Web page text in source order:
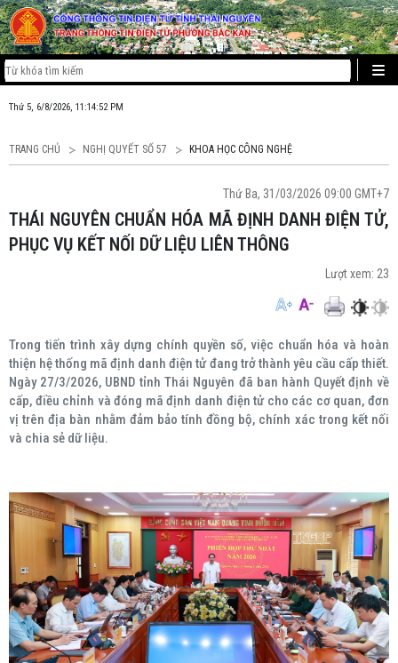
Thứ 5, 6/8/2026, 11:14:52 PM
TRANG CHỦ NGHỊ QUYẾT SỐ 57 KHOA HỌC CÔNG NGHỆ
Thứ Ba, 31/03/2026 09:00 GMT+7
THÁI NGUYÊN CHUẨN HÓA MÃ ĐỊNH DANH ĐIỆN TỬ,
PHỤC VỤ KẾT NỐI DỮ LIỆU LIÊN THÔNG
Lượt xem: 23
Trong tiến trình xây dựng chính quyền số, việc chuẩn hóa và hoàn
thiện hệ thống mã định danh điện tử đang trở thành yêu cầu cấp thiết.
Ngày 27/3/2026, UBND tỉnh Thái Nguyên đã ban hành Quyết định về
cấp, điều chỉnh và đóng mã định danh điện tử cho các cơ quan, đơn
vị trên địa bàn nhằm đảm bảo tính đồng bộ, chính xác trong kết nối
và chia sẻ dữ liệu.